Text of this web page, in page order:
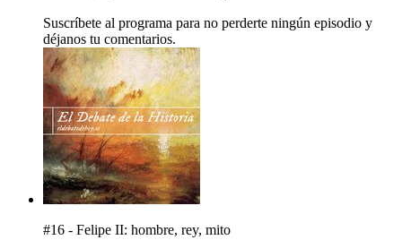
Suscríbete al programa para no perderte ningún episodio y
déjanos tu comentarios.
#16 - Felipe II: hombre, rey, mito